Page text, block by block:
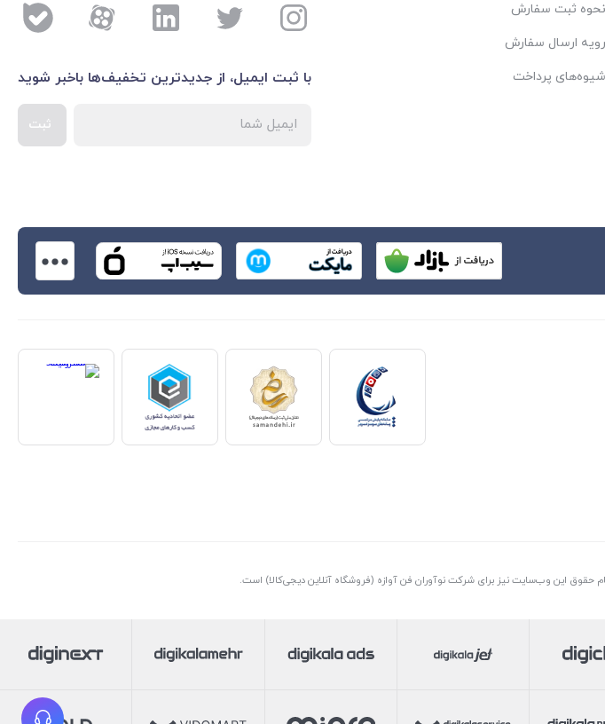
نحوه ثبت سفارش
رویه ارسال سفارش
شیوه‌های پرداخت
با ثبت ایمیل، از جدید‌ترین تخفیف‌ها با‌خبر شوید
ثبت
اطلاعات بیشتر
حقوق اين وب‌سايت نیز برای شرکت نوآوران فن آوازه (فروشگاه آنلاین دیجی‌کالا) است.